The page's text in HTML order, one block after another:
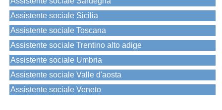
Assistente sociale Sicilia
Assistente sociale Toscana
Assistente sociale Trentino alto adige
Assistente sociale Umbria
Assistente sociale Valle d'aosta
Assistente sociale Veneto